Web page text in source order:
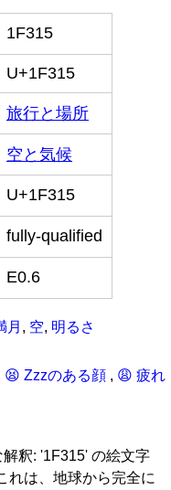
1F315
U+1F315
旅行と場所
空と気候
U+1F315
fully-qualified
E0.6
月 , 空, 明るさ
😫 Zzzのある顔 , 😩 疲れ
釈: '1F315' の絵文字
れは、地球から完全に